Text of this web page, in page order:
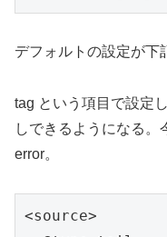
デフォルトの設定が下
tag という項目で設定
しできるようになる
error。
<source>